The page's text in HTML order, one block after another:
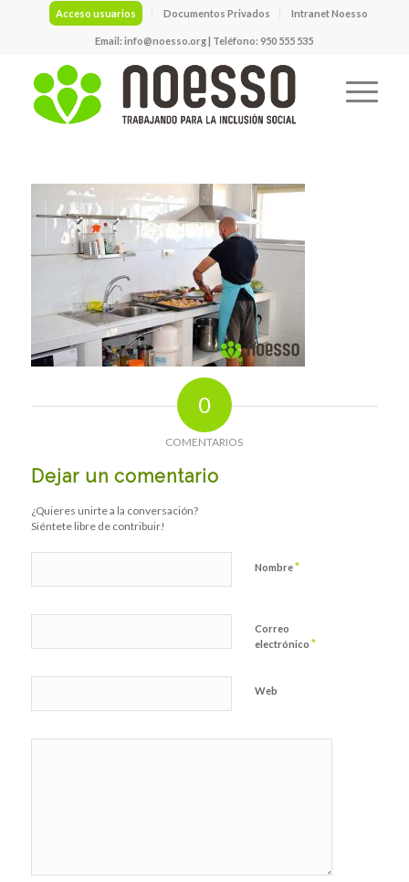
Acceso usuarios Documentos Privados Intranet Noesso
Email:info@noesso.org| Teléfono: 950 555 535
0
COMENTARIOS
Dejar un comentario
¿Quieres unirte a la conversación?
Siéntete libre de contribuir!
Nombre*
Correo
electrónico *
Web